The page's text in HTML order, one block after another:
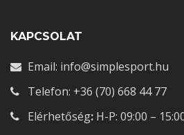
KAPCSOLAT
Email: info@simplesport.hu
Telefon: +36 (70) 668 44 77
Elérhetőség: H-P: 09:00 –